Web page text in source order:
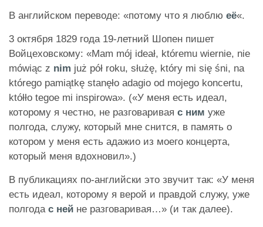
В английском переводе: «потому что я люблю её«.
3 октября 1829 года 19-летний Шопен пишет
Войцеховскому: «Mam mój ideał, któremu wiernie, nie
mówiąc z nim już pół roku, służę, który mi się śni, na
którego pamiątkę stanęło adagio od mojego koncertu,
któłło tegoe mi inspirowa». («У меня есть идеал,
которому я честно, не разговаривая с ним уже
полгода, служу, который мне снится, в память о
котором у меня есть адажио из моего концерта,
который меня вдохновил».)
В публикациях по-английски это звучит так: «У меня
есть идеал, которому я верой и правдой служу, уже
полгода с ней не разговаривая…» (и так далее).